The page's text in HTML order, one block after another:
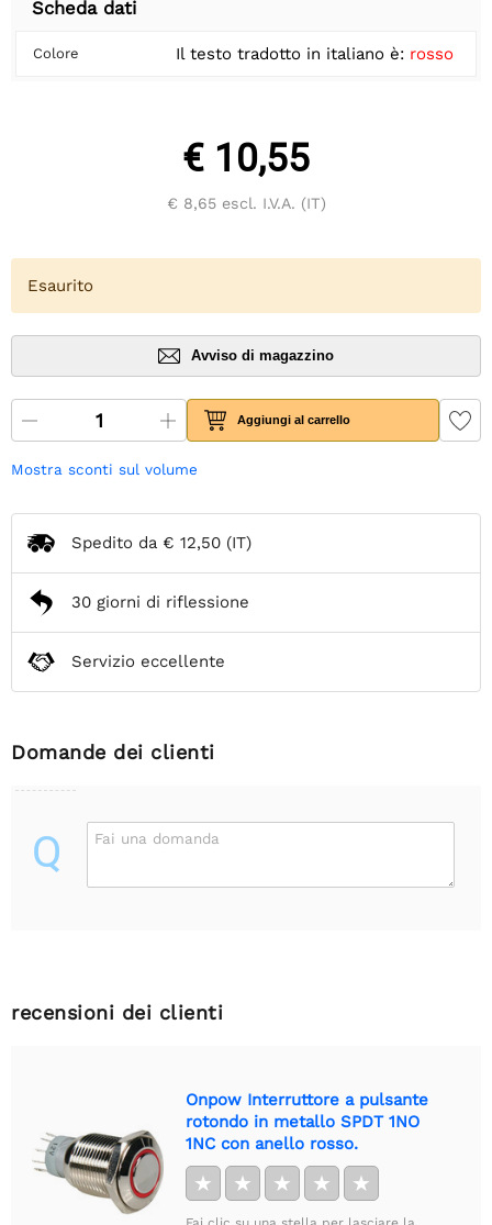
Scheda dati
Colore Il testo tradotto in italiano è: rosso
€ 10,55
€ 8,65escl. I.V.A. (IT)
Esaurito
Avviso di magazzino
Aggiungi al carrello
Mostra sconti sul volume
Spedito da € 12,50 (IT)
30 giorni di riflessione
Servizio eccellente
Domande dei clienti
Q Fai una domanda
recensioni dei clienti
Onpow Interruttore a pulsante
rotondo in metallo SPDT 1NO
1NC con anello rosso.
★ ★ ★ ★ ★